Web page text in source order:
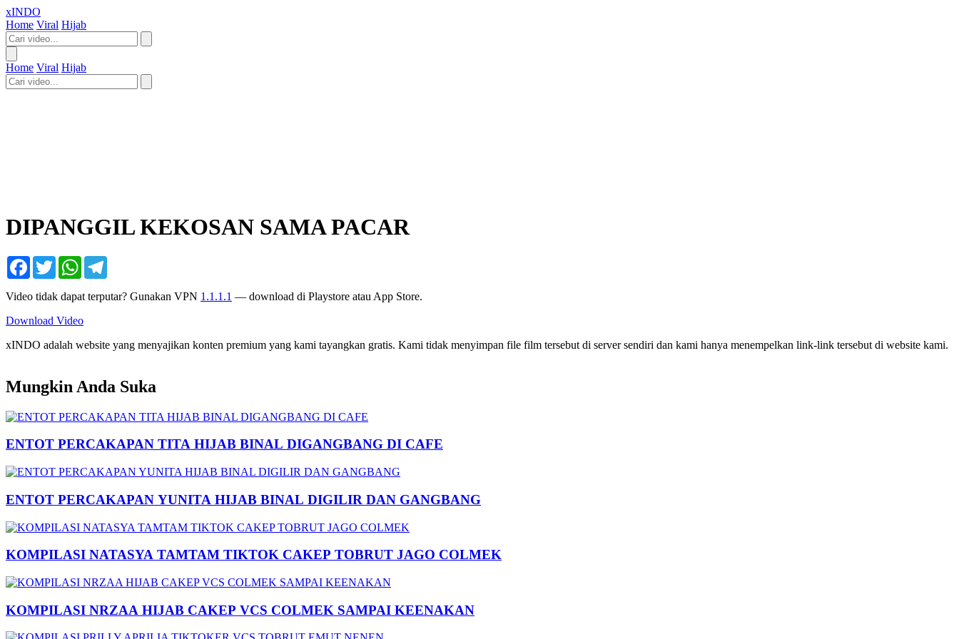
xINDO
Home Viral Hijab
Home Viral Hijab
DIPANGGIL KEKOSAN SAMA PACAR
Facebook
TwitterWhatsApp
Video tidak dapat terputar? Gunakan VPN 1.1.1.1 — download di Playstore atau App Store.
Download Video
xINDO adalah website yang menyajikan konten premium yang kami tayangkan gratis. Kami tidak menyimpan file film tersebut di server sendiri dan kami hanya menempelkan link-link tersebut di website kami.
Mungkin Anda Suka
ENTOT PERCAKAPAN TITA HIJAB BINAL DIGANGBANG DI CAFE
ENTOT PERCAKAPAN YUNITA HIJAB BINAL DIGILIR DAN GANGBANG
KOMPILASI NATASYA TAMTAM TIKTOK CAKEP TOBRUT JAGO COLMEK
KOMPILASI NRZAA HIJAB CAKEP VCS COLMEK SAMPAI KEENAKAN